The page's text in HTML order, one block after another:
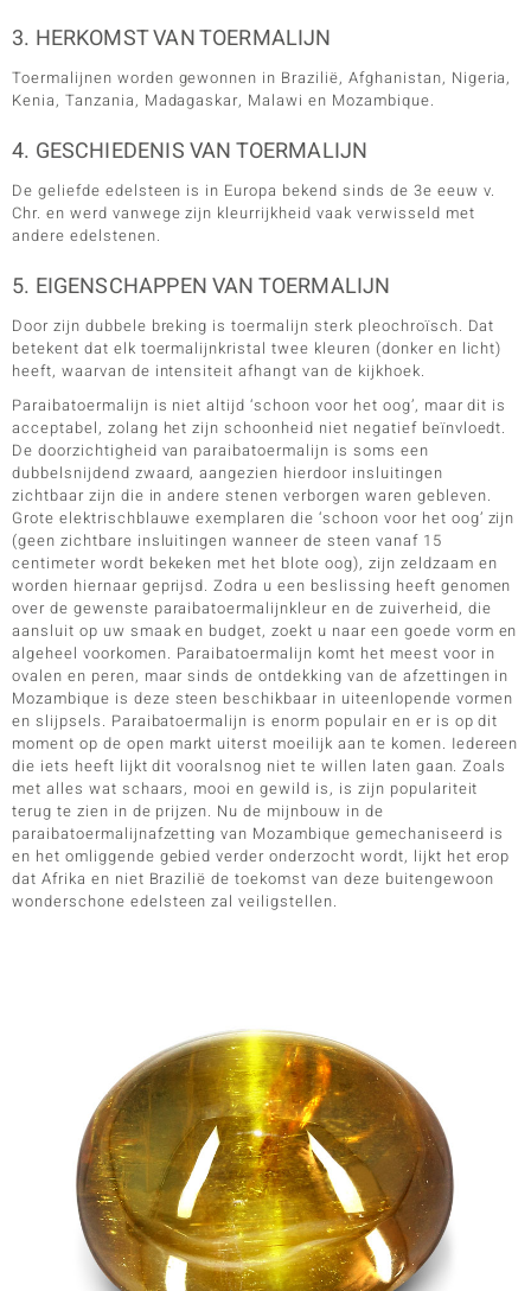
3. HERKOMST VAN TOERMALIJN
Toermalijnen worden gewonnen in Brazilië, Afghanistan, Nigeria,
Kenia, Tanzania, Madagaskar, Malawi en Mozambique.
4. GESCHIEDENIS VAN TOERMALIJN
De geliefde edelsteen is in Europa bekend sinds de 3e eeuw v.
Chr. en werd vanwege zijn kleurrijkheid vaak verwisseld met
andere edelstenen.
5. EIGENSCHAPPEN VAN TOERMALIJN
Door zijn dubbele breking is toermalijn sterk pleochroïsch. Dat
betekent dat elk toermalijnkristal twee kleuren (donker en licht)
heeft, waarvan de intensiteit afhangt van de kijkhoek.
Paraibatoermalijn is niet altijd ‘schoon voor het oog’, maar dit is
acceptabel, zolang het zijn schoonheid niet negatief beïnvloedt.
De doorzichtigheid van paraibatoermalijn is soms een
dubbelsnijdend zwaard, aangezien hierdoor insluitingen
zichtbaar zijn die in andere stenen verborgen waren gebleven.
Grote elektrischblauwe exemplaren die ‘schoon voor het oog’ zijn
(geen zichtbare insluitingen wanneer de steen vanaf 15
centimeter wordt bekeken met het blote oog), zijn zeldzaam en
worden hiernaar geprijsd. Zodra u een beslissing heeft genomen
over de gewenste paraibatoermalijnkleur en de zuiverheid, die
aansluit op uw smaak en budget, zoekt u naar een goede vorm en
algeheel voorkomen. Paraibatoermalijn komt het meest voor in
ovalen en peren, maar sinds de ontdekking van de afzettingen in
Mozambique is deze steen beschikbaar in uiteenlopende vormen
en slijpsels. Paraibatoermalijn is enorm populair en er is op dit
moment op de open markt uiterst moeilijk aan te komen. Iedereen
die iets heeft lijkt dit vooralsnog niet te willen laten gaan. Zoals
met alles wat schaars, mooi en gewild is, is zijn populariteit
terug te zien in de prijzen. Nu de mijnbouw in de
paraibatoermalijnafzetting van Mozambique gemechaniseerd is
en het omliggende gebied verder onderzocht wordt, lijkt het erop
dat Afrika en niet Brazilië de toekomst van deze buitengewoon
wonderschone edelsteen zal veiligstellen.